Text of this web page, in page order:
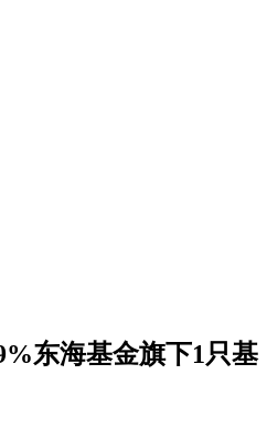
东海基金旗下1只基